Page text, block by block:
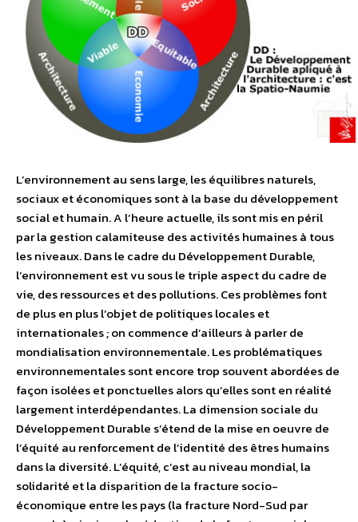
L’environnement au sens large, les équilibres naturels,
sociaux et économiques sont à la base du développement
social et humain. A l’heure actuelle, ils sont mis en péril
par la gestion calamiteuse des activités humaines à tous
les niveaux. Dans le cadre du Développement Durable,
l’environnement est vu sous le triple aspect du cadre de
vie, des ressources et des pollutions. Ces problèmes font
de plus en plus l’objet de politiques locales et
internationales ; on commence d’ailleurs à parler de
mondialisation environnementale. Les problématiques
environnementales sont encore trop souvent abordées de
façon isolées et ponctuelles alors qu’elles sont en réalité
largement interdépendantes. La dimension sociale du
Développement Durable s’étend de la mise en oeuvre de
l’équité au renforcement de l’identité des êtres humains
dans la diversité. L’équité, c’est au niveau mondial, la
solidarité et la disparition de la fracture socio-
économique entre les pays (la fracture Nord-Sud par